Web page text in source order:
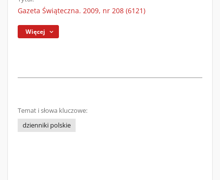
Gazeta Świąteczna. 2009, nr 208 (6121)
Więcej
Temat i słowa kluczowe:
dzienniki polskie